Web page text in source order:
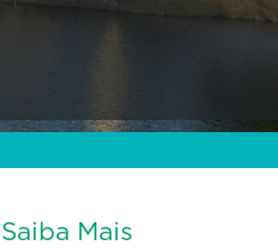
Saiba Mais